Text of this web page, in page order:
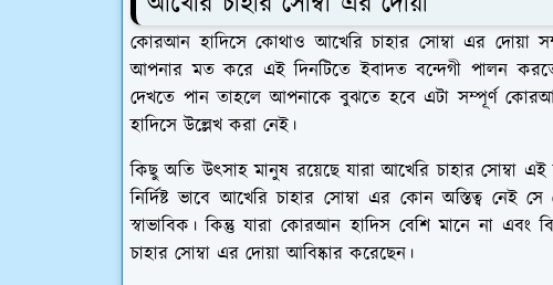
কোরআন হাদিসে কোথাও আখেরি চাহার সোম্বা এর দোয়া
আপনার মত করে এই দিনটিতে ইবাদত বন্দেগী পালন
দেখতে পান তাহলে আপনাকে বুঝতে হবে এটা সম্পূর্ণ
হাদিসে উল্লেখ করা নেই।
কিছু অতি উৎসাহ মানুষ রয়েছে যারা আখেরি চাহার সোম্বা
নির্দিষ্ট ভাবে আখেরি চাহার সোম্বা এর কোন অস্তিত্ব নেই
স্বাভাবিক। কিন্তু যারা কোরআন হাদিস বেশি মানে না
চাহার সোম্বা এর দোয়া আবিষ্কার করেছেন।